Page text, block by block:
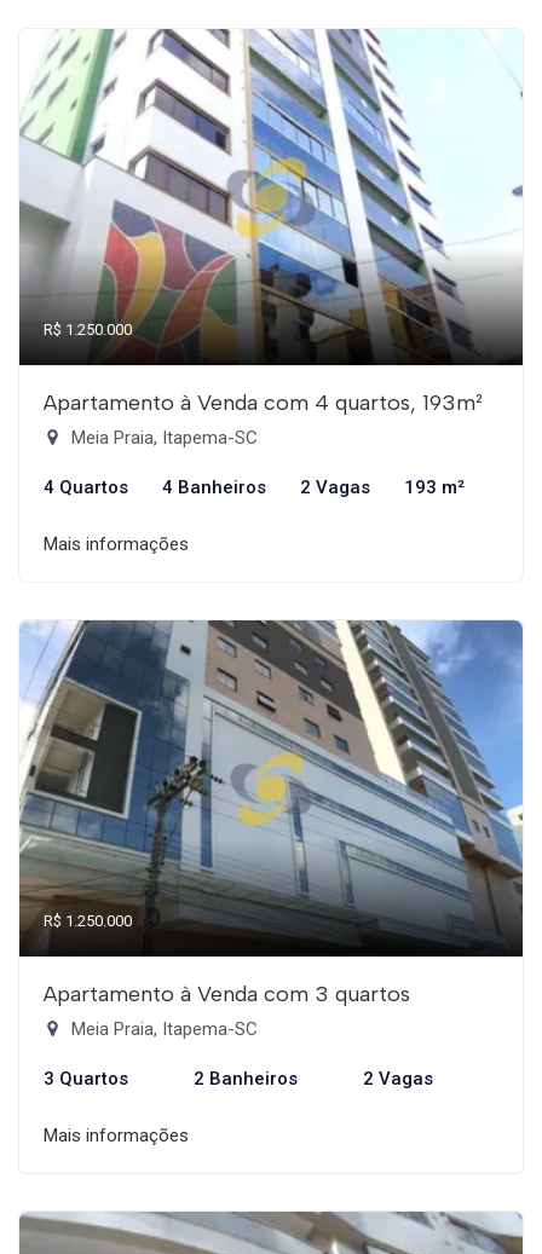
R$ 1.250.000
Apartamento à Venda com 4 quartos, 193m²
Meia Praia, Itapema-SC
4 Quartos 4 Banheiros 2 Vagas 193 m²
Mais informações
R$ 1.250.000
Apartamento à Venda com 3 quartos
Meia Praia, Itapema-SC
3 Quartos 2 Banheiros 2 Vagas
Mais informações